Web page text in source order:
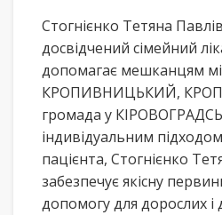
Стогнієнко Тетяна
досвідчений сімейний
допомагає мешканцям
КРОПИВНИЦЬКИЙ,
громада у
індивідуальним
пацієнта, Стогнієнко
забезпечує якісну
допомогу для дорослих і